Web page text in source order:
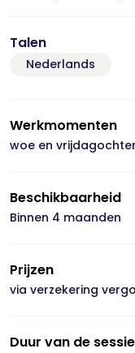
Talen
Nederlands
Werkmomenten
woe en
Beschikbaarheid
Binnen 4 maanden
Prijzen
via verzekering
Duur van de sessie